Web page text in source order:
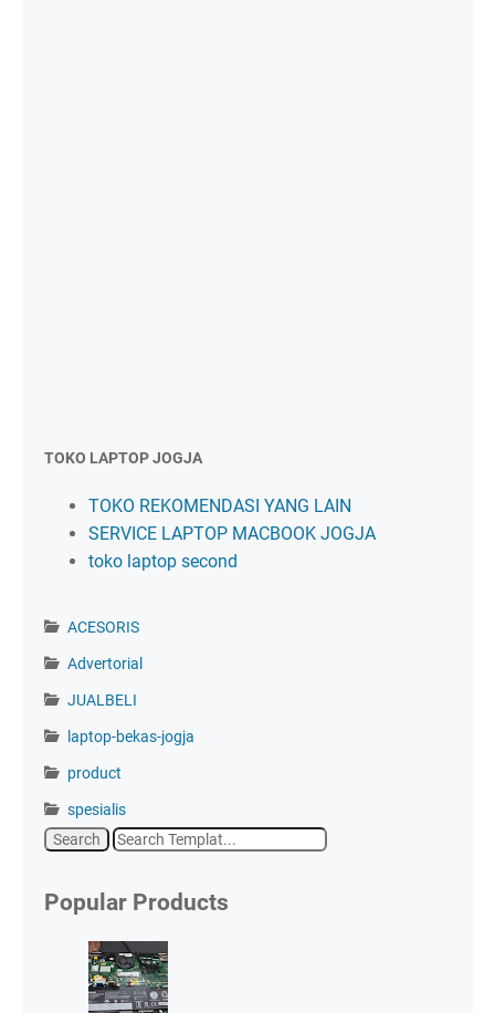
TOKO LAPTOP JOGJA
TOKO REKOMENDASI YANG LAIN
SERVICE LAPTOP MACBOOK JOGJA
toko laptop second
ACESORIS
Advertorial
JUALBELI
laptop-bekas-jogja
product
spesialis
Popular Products